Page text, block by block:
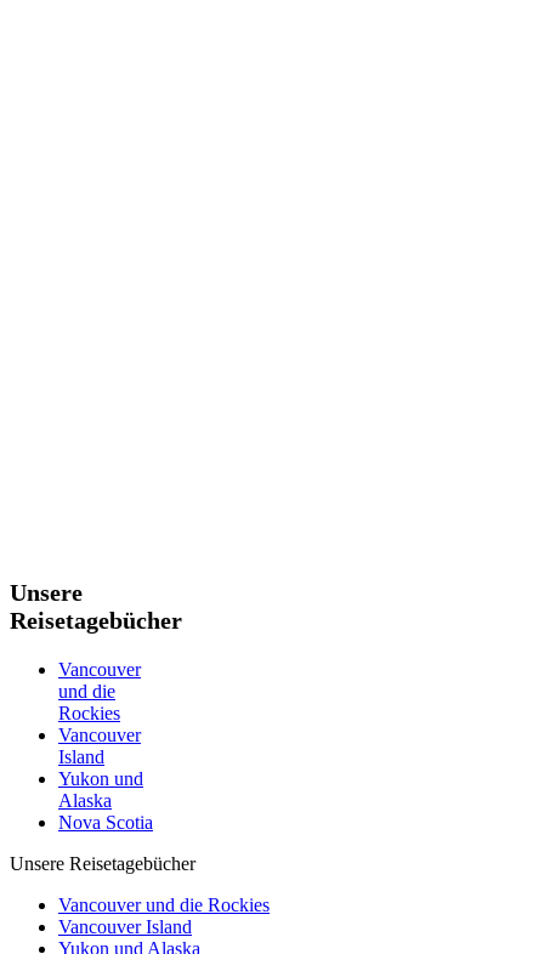
Unsere
Reisetagebücher
Vancouver
und die
Rockies
Vancouver
Island
Yukon und
Alaska
Nova Scotia
Unsere Reisetagebücher
Vancouver und die Rockies
Vancouver Island
Yukon und Alaska